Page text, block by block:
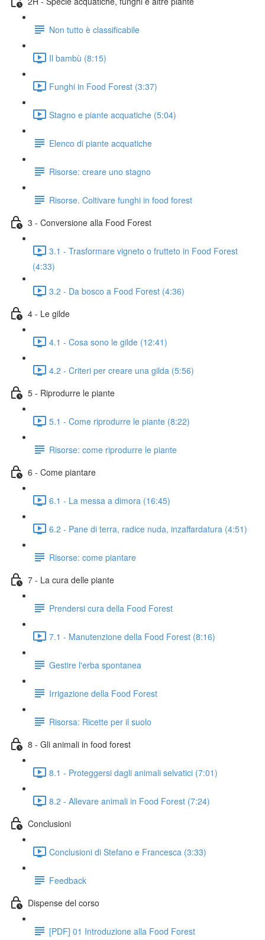
Non tutto è classificabile
Il bambù (8:15)
Funghi in Food Forest (3:37)
Stagno e piante acquatiche (5:04)
Elenco di piante acquatiche
Risorse: creare uno stagno
Risorse. Coltivare funghi in food forest
3 - Conversione alla Food Forest
3.1 - Trasformare vigneto o frutteto in Food Forest
(4:33)
3.2 - Da bosco a Food Forest (4:36)
4 - Le gilde
4.1 - Cosa sono le gilde (12:41)
4.2 - Criteri per creare una gilda (5:56)
5 - Riprodurre le piante
5.1 - Come riprodurre le piante (8:22)
Risorse: come riprodurre le piante
6 - Come piantare
6.1 - La messa a dimora (16:45)
6.2 - Pane di terra, radice nuda, inzaffardatura (4:51)
Risorse: come piantare
7 - La cura delle piante
Prendersi cura della Food Forest
7.1 - Manutenzione della Food Forest (8:16)
Gestire l'erba spontanea
Irrigazione della Food Forest
Risorsa: Ricette per il suolo
8 - Gli animali in food forest
8.1 - Proteggersi dagli animali selvatici (7:01)
8.2 - Allevare animali in Food Forest (7:24)
Conclusioni
Conclusioni di Stefano e Francesca (3:33)
Feedback
Dispense del corso
[PDF] 01 Introduzione alla Food Forest